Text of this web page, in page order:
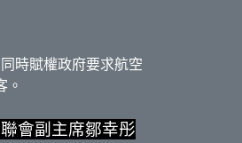
時賦權政府要求航空
。
會副主席鄒幸彤